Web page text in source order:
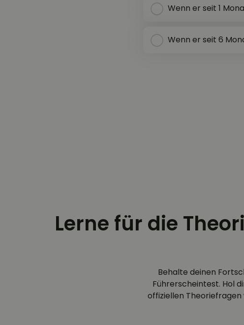
Wenn er seit 1
Wenn er seit 6
Lerne für die
Behalte deinen
Führerscheintest. Hol
offiziellen Theoriefragen